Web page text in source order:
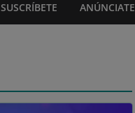
SUSCRÍBETE ANÚNCIATE